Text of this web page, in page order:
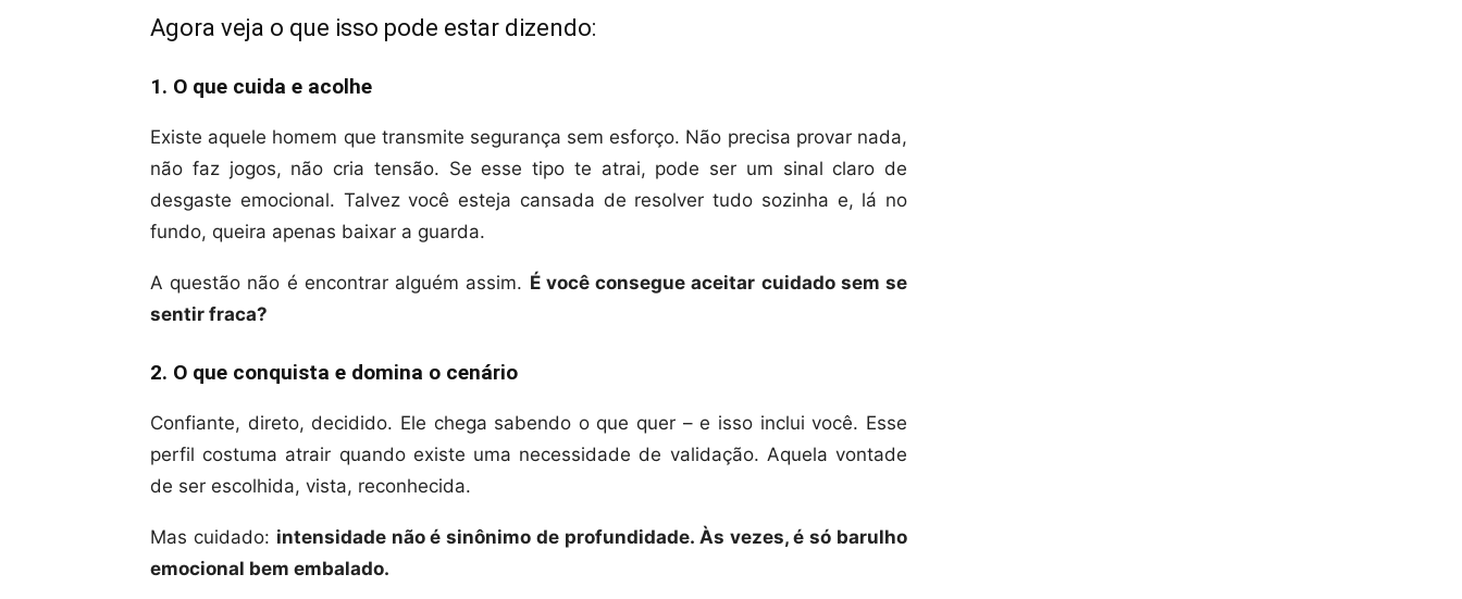
Agora veja o que isso pode estar dizendo:
1. O que cuida e acolhe
Existe aquele homem que transmite segurança sem esforço. Não precisa provar nada,
não faz jogos, não cria tensão. Se esse tipo te atrai, pode ser um sinal claro de
desgaste emocional. Talvez você esteja cansada de resolver tudo sozinha e, lá no
fundo, queira apenas baixar a guarda.
A questão não é encontrar alguém assim. É você consegue aceitar cuidado sem se
sentir fraca?
2. O que conquista e domina o cenário
Confiante, direto, decidido. Ele chega sabendo o que quer – e isso inclui você. Esse
perfil costuma atrair quando existe uma necessidade de validação. Aquela vontade
de ser escolhida, vista, reconhecida.
Mas cuidado: intensidade não é sinônimo de profundidade. Às vezes, é só barulho
emocional bem embalado.